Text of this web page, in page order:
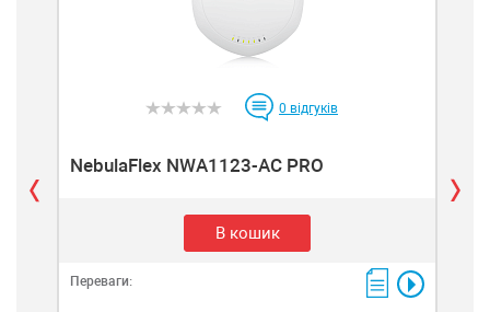
0 відгуків
NebulaFlex NWA1123-AC PRO
В кошик
Переваги: